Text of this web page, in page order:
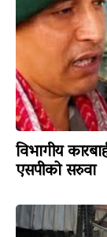
विभागीय
एसपीको सरुवा